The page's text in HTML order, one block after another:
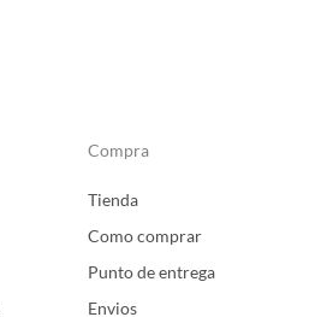
Compra
Tienda
Como comprar
Punto de entrega
Envios